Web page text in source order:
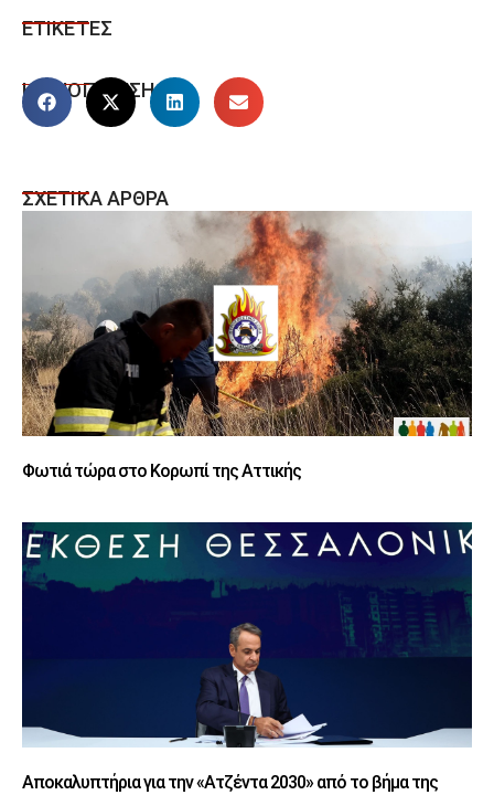
ΕΤΙΚΕΤΕΣ
ΚΟΙΝΟΠΟΙΗΣΗ
ΣΧΕΤΙΚΑ ΑΡΘΡΑ
Φωτιά τώρα στο Κορωπί της Αττικής
Αποκαλυπτήρια για την «Ατζέντα 2030» από το βήμα της